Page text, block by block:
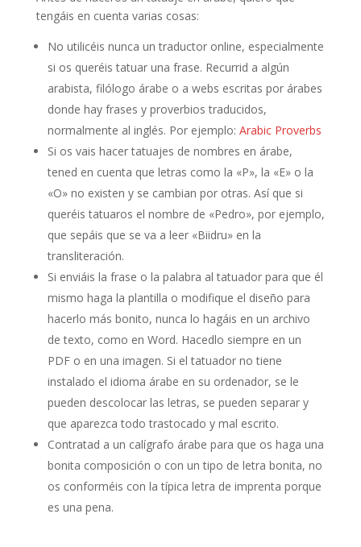
tengáis en cuenta varias cosas:
No utilicéis nunca un traductor online, especialmente
si os queréis tatuar una frase. Recurrid a algún
arabista, filólogo árabe o a webs escritas por árabes
donde hay frases y proverbios traducidos,
normalmente al inglés. Por ejemplo: Arabic Proverbs
Si os vais hacer tatuajes de nombres en árabe,
tened en cuenta que letras como la «P», la «E» o la
«O» no existen y se cambian por otras. Así que si
queréis tatuaros el nombre de «Pedro», por ejemplo,
que sepáis que se va a leer «Biidru» en la
transliteración.
Si enviáis la frase o la palabra al tatuador para que él
mismo haga la plantilla o modifique el diseño para
hacerlo más bonito, nunca lo hagáis en un archivo
de texto, como en Word. Hacedlo siempre en un
PDF o en una imagen. Si el tatuador no tiene
instalado el idioma árabe en su ordenador, se le
pueden descolocar las letras, se pueden separar y
que aparezca todo trastocado y mal escrito.
Contratad a un calígrafo árabe para que os haga una
bonita composición o con un tipo de letra bonita, no
os conforméis con la típica letra de imprenta porque
es una pena.